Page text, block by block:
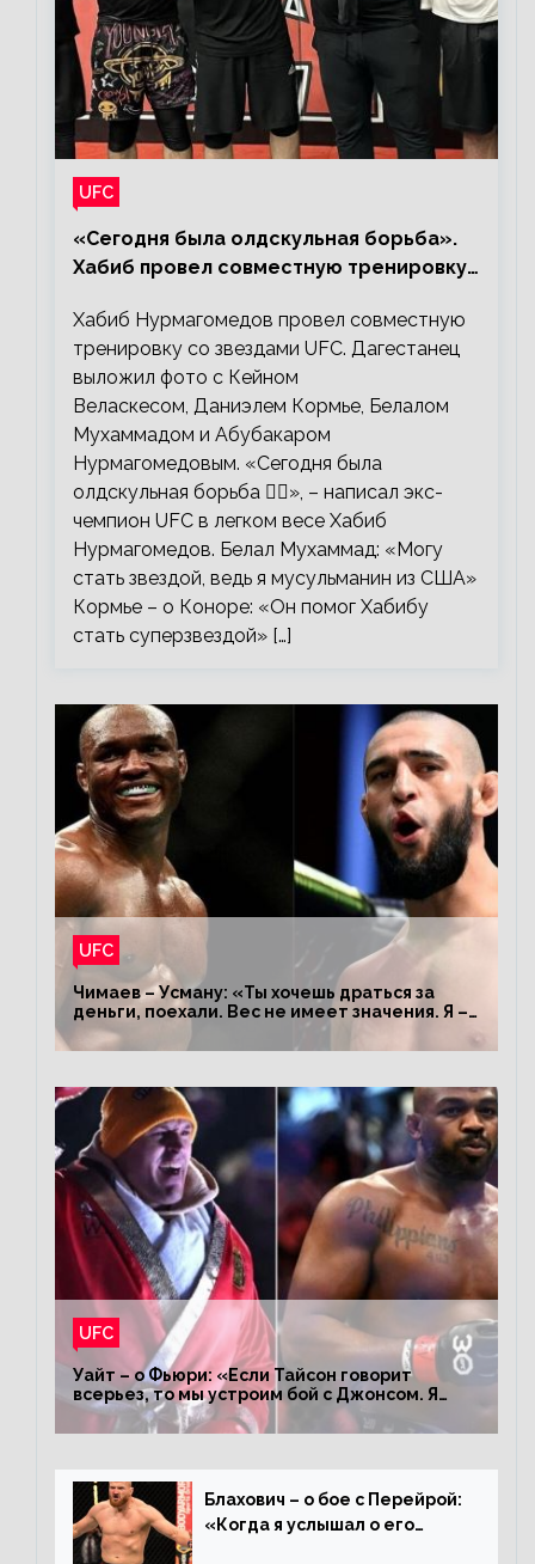
UFC
«Сегодня была олдскульная борьба».
Хабиб провел совместную тренировку
Хабиб Нурмагомедов провел совместную
тренировку со звездами UFC. Дагестанец
выложил фото с Кейном
Веласкесом, Даниэлем Кормье, Белалом
Мухаммадом и Абубакаром
Нурмагомедовым. «Сегодня была
олдскульная борьба 🤼‍♂️», – написал экс-
чемпион UFC в легком весе Хабиб
Нурмагомедов. Белал Мухаммад: «Могу
стать звездой, ведь я мусульманин из США»
Кормье – о Коноре: «Он помог Хабибу
стать суперзвездой» […]
UFC
Чимаев – Усману: «Ты хочешь драться за
деньги, поехали. Вес не имеет значения. Я –
король»
UFC
Уайт – о Фьюри: «Если Тайсон говорит
всерьез, то мы устроим бой с Джонсом. Я
заставил Флойда Мейвезера драться с
Конором»
Блахович – о бое с Перейрой:
«Когда я услышал о его